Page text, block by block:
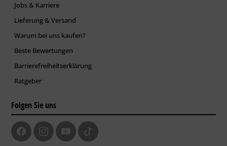
Jobs & Karriere
Lieferung & Versand
Warum bei uns kaufen?
Beste Bewertungen
Barrierefreiheitserklärung
Ratgeber
Folgen Sie uns